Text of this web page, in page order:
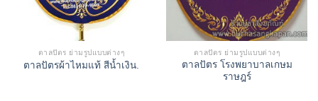
ตาลปัตร ย่ามรูปแบบต่างๆ
ตาลปัตรผ้าไหมแท้ สีน้ำเงิน.
ตาลปัตร ย่ามรูปแบบต่างๆ
ตาลปัตร โรงพยาบาลเกษม
ราษฎร์